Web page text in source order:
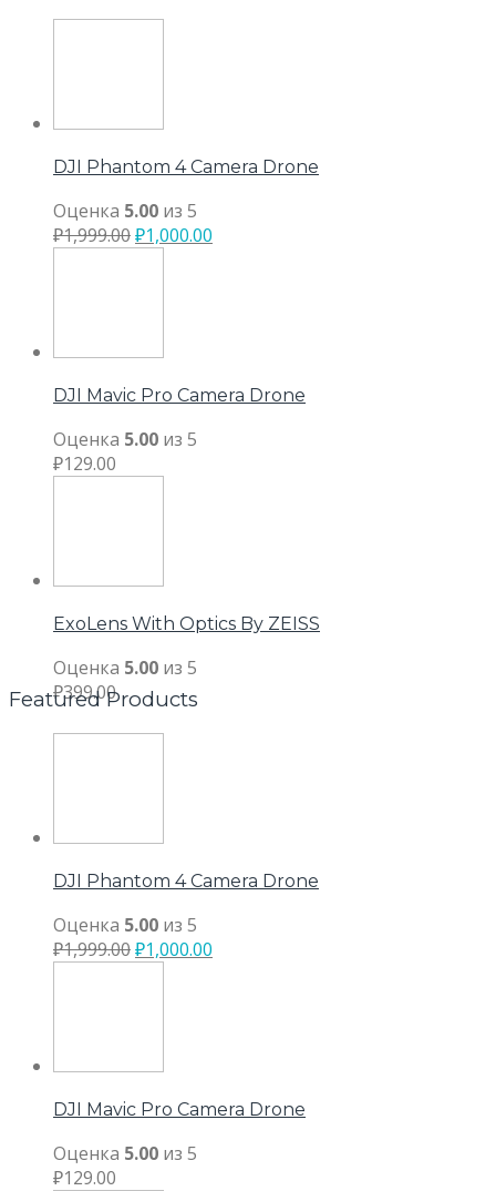
DJI Phantom 4 Camera Drone
Оценка 5.00 из 5
₽1,999.00₽1,000.00
DJI Mavic Pro Camera Drone
Оценка 5.00 из 5
₽129.00
ExoLens With Optics By ZEISS
Оценка 5.00 из 5
₽399.00
Featured Products
DJI Phantom 4 Camera Drone
Оценка 5.00 из 5
₽1,999.00₽1,000.00
DJI Mavic Pro Camera Drone
Оценка 5.00 из 5
₽129.00